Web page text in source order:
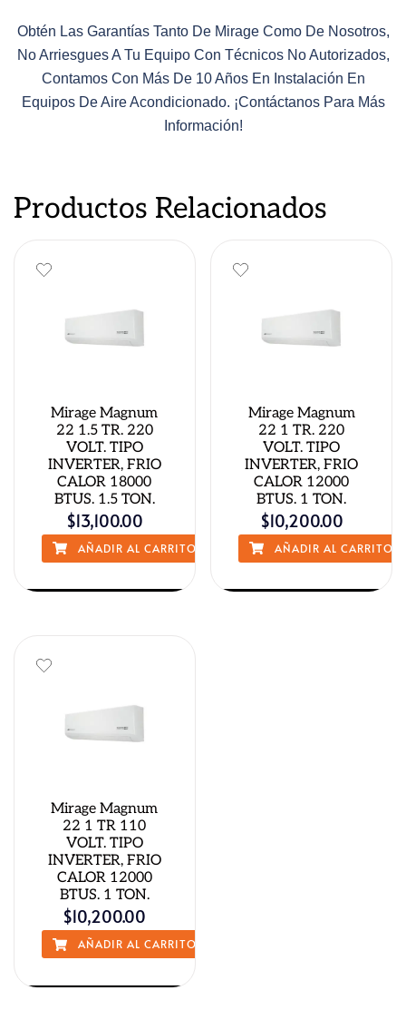
Obtén Las Garantías Tanto De Mirage Como De Nosotros,
No Arriesgues A Tu Equipo Con Técnicos No Autorizados,
Contamos Con Más De 10 Años En Instalación En
Equipos De Aire Acondicionado. ¡Contáctanos Para Más
Información!
Productos Relacionados
Mirage Magnum
22 1.5 TR. 220
VOLT. TIPO
INVERTER, FRIO
CALOR 18000
BTUS. 1.5 TON.
$13,100.00
AÑADIR AL CARRITO
Mirage Magnum
22 1 TR. 220
VOLT. TIPO
INVERTER, FRIO
CALOR 12000
BTUS. 1 TON.
$10,200.00
AÑADIR AL CARRITO
Mirage Magnum
22 1 TR 110
VOLT. TIPO
INVERTER, FRIO
CALOR 12000
BTUS. 1 TON.
$10,200.00
AÑADIR AL CARRITO